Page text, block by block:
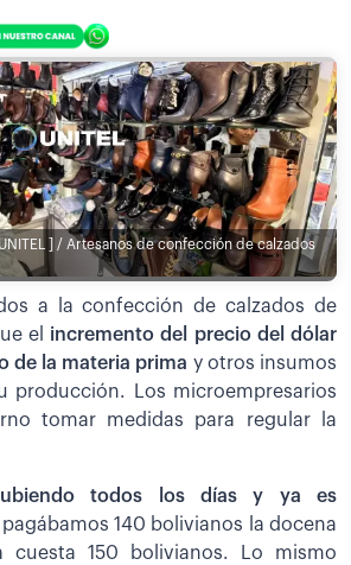
] / Artesanos de confección de calzados
a la confección de calzados de
el incremento del precio del dólar
de la materia prima y otros insumos
producción. Los microempresarios
tomar medidas para regular la
todos los días y ya es
140 bolivianos la docena
cuesta 150 bolivianos. Lo mismo